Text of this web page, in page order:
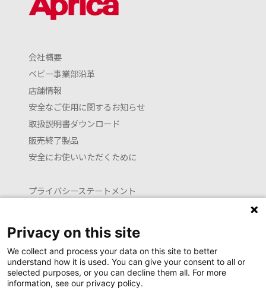
会社概要
ベビー事業部沿革
店舗情報
安全なご使用に関するお知らせ
取扱説明書ダウンロード
販売終了製品
安全にお使いいただくために
プライバシーステートメント
お問い合わせ
Launguage setting
Privacy on this site
We collect and process your data on this site to better
understand how it is used. You can give your consent to all or
selected purposes, or you can decline them all. For more
information, see our privacy policy.